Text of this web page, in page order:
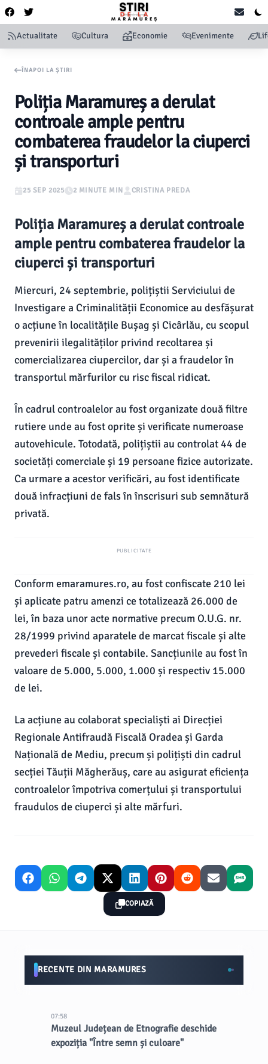
Actualitate Cultura Economie Evenimente
ÎNAPOI LA ȘTIRI
Poliția Maramureș a derulat
controale ample pentru
combaterea fraudelor la ciuperci
și transporturi
25 SEP 2025 2 MINUTE MIN CRISTINA PREDA
Poliția Maramureș a derulat controale
ample pentru combaterea fraudelor la
ciuperci și transporturi
Miercuri, 24 septembrie, polițiștii Serviciului de
Investigare a Criminalității Economice au desfășurat
o acțiune în localitățile Bușag și Cicârlău, cu scopul
prevenirii ilegalităților privind recoltarea și
comercializarea ciupercilor, dar și a fraudelor în
transportul mărfurilor cu risc fiscal ridicat.
În cadrul controalelor au fost organizate două filtre
rutiere unde au fost oprite și verificate numeroase
autovehicule. Totodată, polițiștii au controlat 44 de
societăți comerciale și 19 persoane fizice autorizate.
Ca urmare a acestor verificări, au fost identificate
două infracțiuni de fals în înscrisuri sub semnătură
privată.
PUBLICITATE
Conform emaramures.ro, au fost confiscate 210 lei
și aplicate patru amenzi ce totalizează 26.000 de
lei, în baza unor acte normative precum O.U.G. nr.
28/1999 privind aparatele de marcat fiscale și alte
prevederi fiscale și contabile. Sancțiunile au fost în
valoare de 5.000, 5.000, 1.000 și respectiv 15.000
de lei.
La acțiune au colaborat specialiști ai Direcției
Regionale Antifraudă Fiscală Oradea și Garda
Națională de Mediu, precum și polițiști din cadrul
secției Tăuții Măgherăuș, care au asigurat eficiența
controalelor împotriva comerțului și transportului
fraudulos de ciuperci și alte mărfuri.
COPIAZĂ
RECENTE DIN MARAMURES
07:58
Muzeul Județean de Etnografie deschide
expoziția "Între semn și culoare"